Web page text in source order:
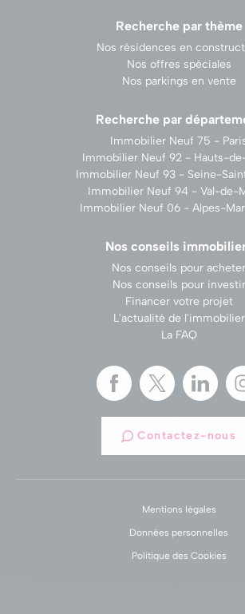
Recherche par thème
Nos résidences en
Nos offres spéciales
Nos parkings en vente
Recherche par
Immobilier Neuf 75 -
Immobilier Neuf 92 - Hauts-
Immobilier Neuf 93 - Seine-
Immobilier Neuf 94 - Val-de-
Immobilier Neuf 06 - Alpes-
Nos conseils
Nos conseils pour acheter
Nos conseils pour investir
Financer votre projet
L'actualité de l'immobilier
La FAQ
Contactez-nous
Mentions légales
Données personnelles
Politique des Cookies